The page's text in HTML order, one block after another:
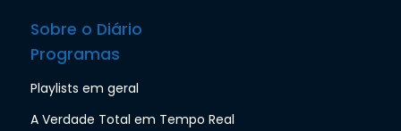
Sobre o Diário
Programas
Playlists em geral
A Verdade Total em Tempo Real